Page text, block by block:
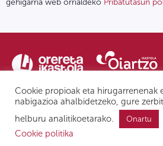
gehigarria web orrialdeko Pribatutasun
Pribatutasun politika | Lege
Cookie propioak eta hirugarrenenak
nabigazioa ahalbidetzeko, gure
helburu analitikoetarako.
Onartu
Cookie politika